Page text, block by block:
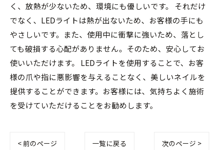
く、放熱が少ないため、環境にも優しいです。 それだけ
でなく、LEDライトは熱が出ないため、お客様の手にも
やさしいです。また、使用中に衝撃に強いため、落とし
ても破損する心配がありません。そのため、安心してお
使いいただけます。 LEDライトを使用することで、お客
様の爪や指に悪影響を与えることなく、美しいネイルを
提供することができます。お客様には、気持ちよく施術
を受けていただけることをお勧めします。
< 前のページ 一覧に戻る 次のページ >